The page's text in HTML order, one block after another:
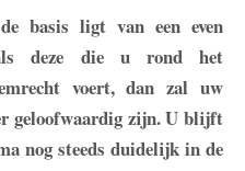
basis ligt van een even
als deze die u rond het
voert, dan zal uw
geloofwaardig zijn. U blijft
nog steeds duidelijk in de